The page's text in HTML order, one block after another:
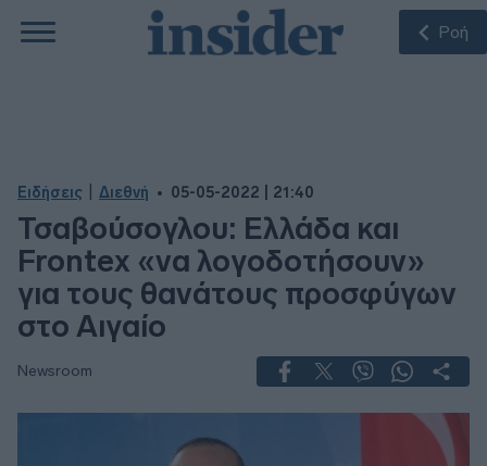
Ροή
Ειδήσεις Διεθνή 05-05-2022 | 21:40
Τσαβούσογλου: Ελλάδα και
Frontex «να λογοδοτήσουν»
για τους θανάτους προσφύγων
στο Αιγαίο
Newsroom